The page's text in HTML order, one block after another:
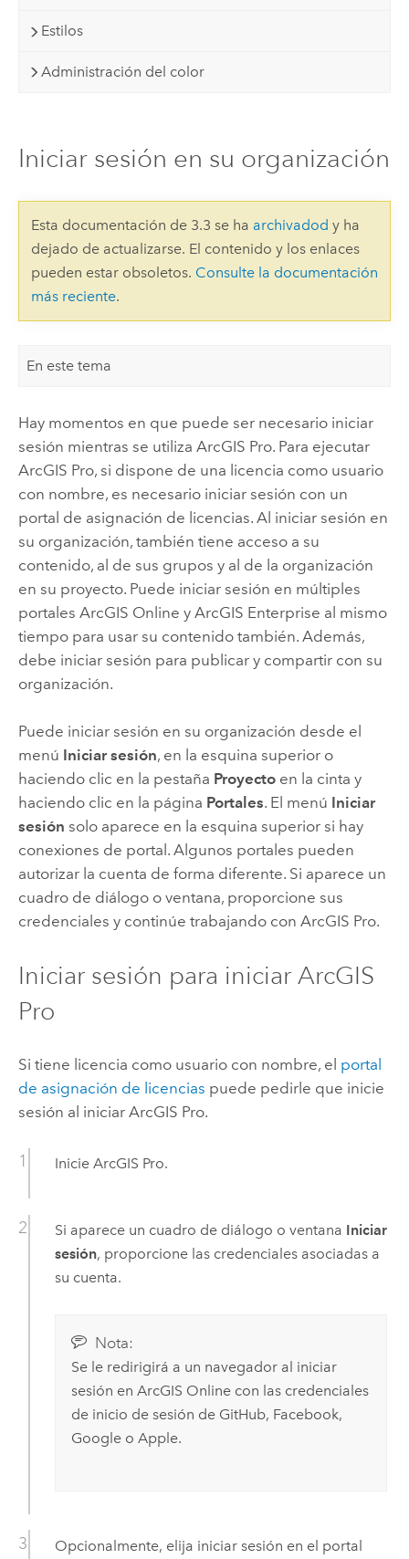
Estilos
Administración del color
Iniciar sesión en su organización
Esta documentación de 3.3 se ha archivadod y ha
dejado de actualizarse. El contenido y los enlaces
pueden estar obsoletos. Consulte la documentación
más reciente.
En este tema
Hay momentos en que puede ser necesario iniciar
sesión mientras se utiliza ArcGIS Pro. Para ejecutar
ArcGIS Pro, si dispone de una licencia como usuario
con nombre, es necesario iniciar sesión con un
portal de asignación de licencias. Al iniciar sesión en
su organización, también tiene acceso a su
contenido, al de sus grupos y al de la organización
en su proyecto. Puede iniciar sesión en múltiples
portales ArcGIS Online y ArcGIS Enterprise al mismo
tiempo para usar su contenido también. Además,
debe iniciar sesión para publicar y compartir con su
organización.
Puede iniciar sesión en su organización desde el
menú Iniciar sesión, en la esquina superior o
haciendo clic en la pestaña Proyectoen la cinta y
haciendo clic en la página Portales. El menú Iniciar
sesión solo aparece en la esquina superior si hay
conexiones de portal. Algunos portales pueden
autorizar la cuenta de forma diferente. Si aparece un
cuadro de diálogo o ventana, proporcione sus
credenciales y continúe trabajando con ArcGIS Pro.
Iniciar sesión para iniciar ArcGIS
Pro
Si tiene licencia como usuario con nombre, el portal
de asignación de licencias puede pedirle que inicie
sesión al iniciar ArcGIS Pro.
Inicie ArcGIS Pro.
Si aparece un cuadro de diálogo o ventana Iniciar
sesión, proporcione las credenciales asociadas a
su cuenta.
Nota:
Se le redirigirá a un navegador al iniciar
sesión en ArcGIS Onlinecon las credenciales
de inicio de sesión de GitHub, Facebook,
Googleo Apple.
Opcionalmente, elija iniciar sesión en el portal